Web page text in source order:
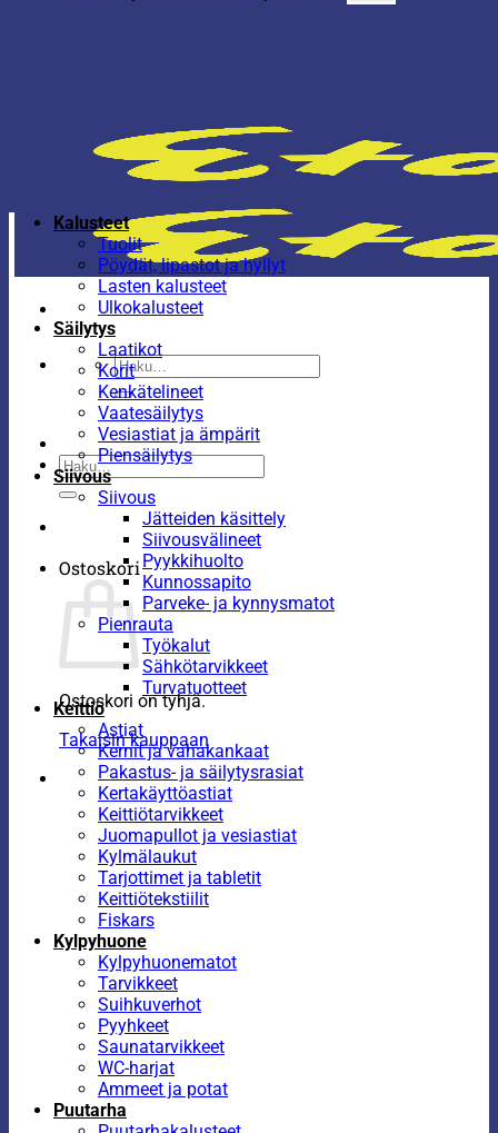
Etsi:
Etsi:
Ostoskori
Ostoskori on tyhjä.
Takaisin kauppaan
Kalusteet
Tuolit
Pöydät, lipastot ja hyllyt
Lasten kalusteet
Ulkokalusteet
Säilytys
Laatikot
Korit
Kenkätelineet
Vaatesäilytys
Vesiastiat ja ämpärit
Piensäilytys
Siivous
Siivous
Jätteiden käsittely
Siivousvälineet
Pyykkihuolto
Kunnossapito
Parveke- ja kynnysmatot
Pienrauta
Työkalut
Sähkötarvikkeet
Turvatuotteet
Keittiö
Astiat
Kernit ja vahakankaat
Pakastus- ja säilytysrasiat
Kertakäyttöastiat
Keittiötarvikkeet
Juomapullot ja vesiastiat
Kylmälaukut
Tarjottimet ja tabletit
Keittiötekstiilit
Fiskars
Kylpyhuone
Kylpyhuonematot
Tarvikkeet
Suihkuverhot
Pyyhkeet
Saunatarvikkeet
WC-harjat
Ammeet ja potat
Puutarha